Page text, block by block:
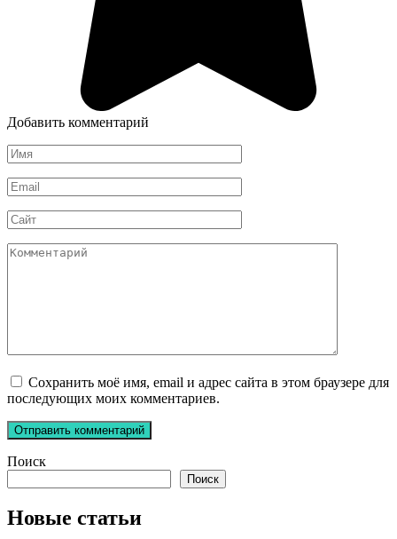
Добавить комментарий
Имя
*
Email
*
Сайт
Комментарий
Сохранить моё имя, email и адрес сайта в этом браузере для
последующих моих комментариев.
Поиск
Поиск
Новые статьи